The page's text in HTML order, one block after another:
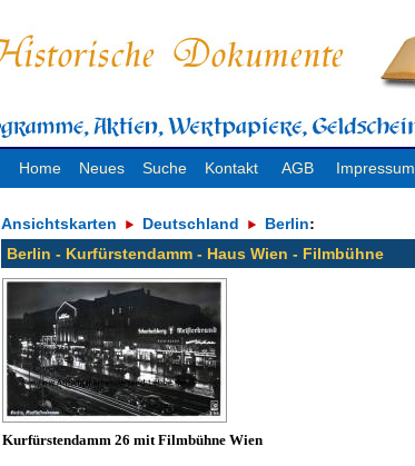
Home Neues Suche Kontakt AGB Impressum
Ansichtskarten Deutschland Berlin:
Berlin - Kurfürstendamm - Haus Wien - Filmbühne
Kurfürstendamm 26 mit Filmbühne Wien